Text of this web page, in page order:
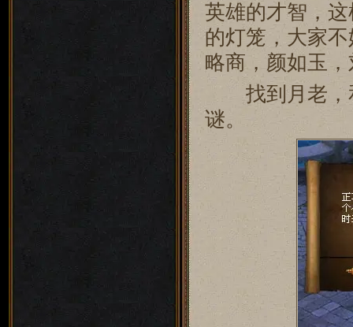
英雄的才智，
的灯笼，大家
略商，颜如玉
找到月老，
谜。